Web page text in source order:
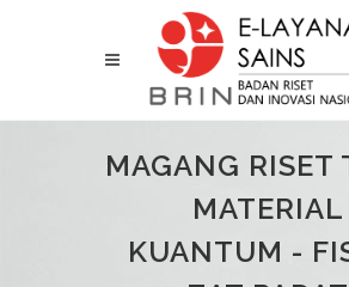
MAGANG RISET
MATERIAL
KUANTUM -